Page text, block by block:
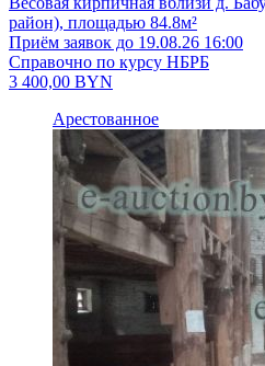
район), площадью 84.8м²
Приём заявок до 19.08.26 16:00
Справочно по курсу НБРБ
3 400,00 BYN
Арестованное